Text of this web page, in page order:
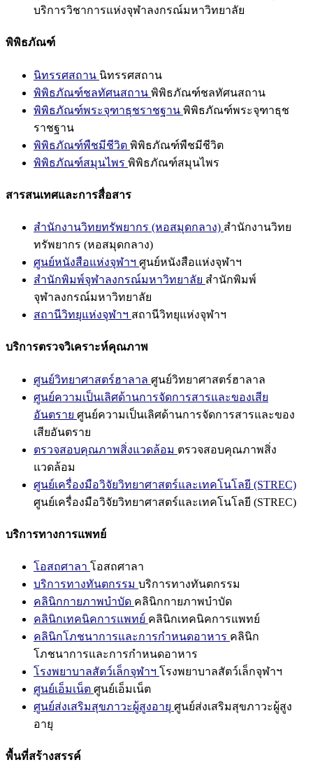
บริการวิชาการแห่งจุฬาลงกรณ์มหาวิทยาลัย
พิพิธภัณฑ์
นิทรรศสถาน นิทรรศสถาน
พิพิธภัณฑ์ชลทัศนสถาน พิพิธภัณฑ์ชลทัศนสถาน
พิพิธภัณฑ์พระจุฑาธุชราชฐาน พิพิธภัณฑ์พระจุฑาธุช
ราชฐาน
พิพิธภัณฑ์พืชมีชีวิต พิพิธภัณฑ์พืชมีชีวิต
พิพิธภัณฑ์สมุนไพร พิพิธภัณฑ์สมุนไพร
สารสนเทศและการสื่อสาร
สำนักงานวิทยทรัพยากร (หอสมุดกลาง) สำนักงานวิทย
ทรัพยากร (หอสมุดกลาง)
ศูนย์หนังสือแห่งจุฬาฯ ศูนย์หนังสือแห่งจุฬาฯ
สำนักพิมพ์จุฬาลงกรณ์มหาวิทยาลัย สำนักพิมพ์
จุฬาลงกรณ์มหาวิทยาลัย
สถานีวิทยุแห่งจุฬาฯ สถานีวิทยุแห่งจุฬาฯ
บริการตรวจวิเคราะห์คุณภาพ
ศูนย์วิทยาศาสตร์ฮาลาล ศูนย์วิทยาศาสตร์ฮาลาล
ศูนย์ความเป็นเลิศด้านการจัดการสารและของเสีย
อันตราย ศูนย์ความเป็นเลิศด้านการจัดการสารและของ
เสียอันตราย
ตรวจสอบคุณภาพสิ่งแวดล้อม ตรวจสอบคุณภาพสิ่ง
แวดล้อม
ศูนย์เครื่องมือวิจัยวิทยาศาสตร์และเทคโนโลยี (STREC)
ศูนย์เครื่องมือวิจัยวิทยาศาสตร์และเทคโนโลยี (STREC)
บริการทางการแพทย์
โอสถศาลา โอสถศาลา
บริการทางทันตกรรม บริการทางทันตกรรม
คลินิกกายภาพบำบัด คลินิกกายภาพบำบัด
คลินิกเทคนิคการแพทย์ คลินิกเทคนิคการแพทย์
คลินิกโภชนาการและการกำหนดอาหาร คลินิก
โภชนาการและการกำหนดอาหาร
โรงพยาบาลสัตว์เล็กจุฬาฯ โรงพยาบาลสัตว์เล็กจุฬาฯ
ศูนย์เอ็มเน็ต ศูนย์เอ็มเน็ต
ศูนย์ส่งเสริมสุขภาวะผู้สูงอายุ ศูนย์ส่งเสริมสุขภาวะผู้สูง
อายุ
พื้นที่สร้างสรรค์